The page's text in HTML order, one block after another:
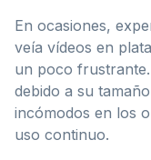
En ocasiones,
veía vídeos en
un poco
debido a su
incómodos en los
uso continuo.